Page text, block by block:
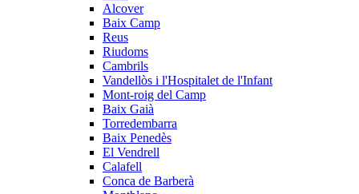
Alcover
Baix Camp
Reus
Riudoms
Cambrils
Vandellòs i l'Hospitalet de l'Infant
Mont-roig del Camp
Baix Gaià
Torredembarra
Baix Penedès
El Vendrell
Calafell
Conca de Barberà